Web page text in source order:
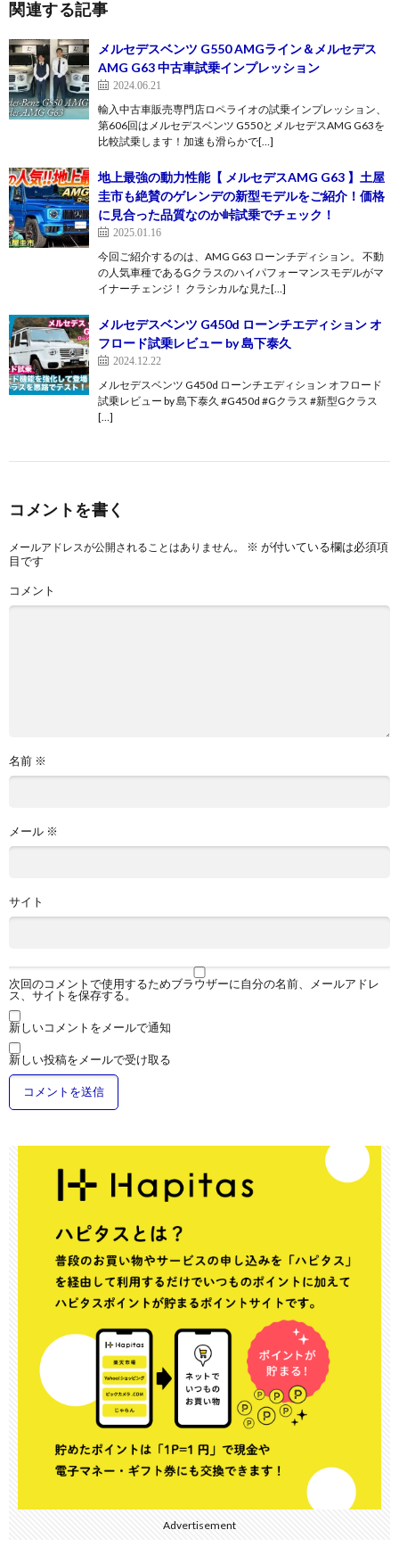
関連する記事
メルセデスベンツ G550 AMGライン＆メルセデス
AMG G63 中古車試乗インプレッション
2024.06.21
輸入中古車販売専門店ロペライオの試乗インプレッション、
第606回はメルセデスベンツ G550とメルセデスAMG G63を
比較試乗します！加速も滑らかで[…]
地上最強の動力性能【 メルセデスAMG G63 】土屋
圭市も絶賛のゲレンデの新型モデルをご紹介！価格
に見合った品質なのか峠試乗でチェック！
2025.01.16
今回ご紹介するのは、AMG G63 ローンチディション。 不動
の人気車種であるGクラスのハイパフォーマンスモデルがマ
イナーチェンジ！ クラシカルな見た[…]
メルセデスベンツ G450d ローンチエディション オ
フロード試乗レビュー by 島下泰久
2024.12.22
メルセデスベンツ G450d ローンチエディション オフロード
試乗レビュー by 島下泰久 #G450d #Gクラス #新型Gクラス
[…]
コメントを書く
メールアドレスが公開されることはありません。 ※ が付いている欄は必須項
目です
コメント
名前 ※
メール ※
サイト
次回のコメントで使用するためブラウザーに自分の名前、メールアドレ
ス、サイトを保存する。
新しいコメントをメールで通知
新しい投稿をメールで受け取る
Advertisement